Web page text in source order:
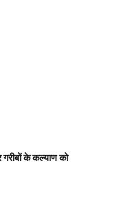
के कल्याण को